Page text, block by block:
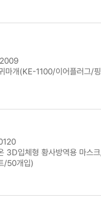
마개(KE-1100/이어플러그/
3D입체형 황사방역용 마
/50개입)